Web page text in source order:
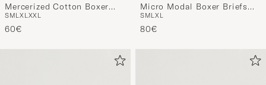
Mercerized Cotton Boxer
Briefs Black
SMLXLXXL
60€
Micro Modal Boxer Briefs
White
SMLXL
80€